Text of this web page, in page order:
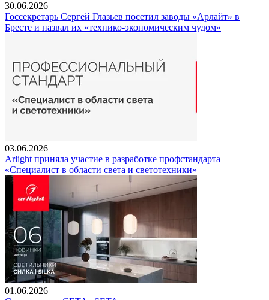
30.06.2026
Госсекретарь Сергей Глазьев посетил заводы «Арлайт» в
Бресте и назвал их «технико-экономическим чудом»
03.06.2026
Arlight приняла участие в разработке профстандарта
«Специалист в области света и светотехники»
01.06.2026